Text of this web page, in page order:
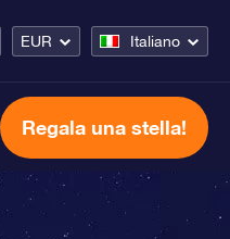
EUR Italiano
Regala una stella!